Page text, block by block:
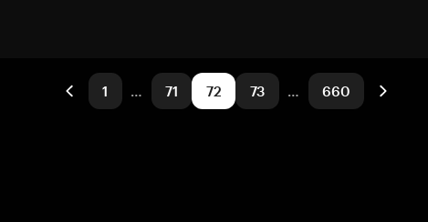
1 … 71 72 73 … 660